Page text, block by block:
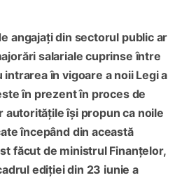
angajați din sectorul public ar
salariale cuprinse între
intrarea în vigoare a noii Legi a
în prezent în proces de
autoritățile își propun ca noile
începând din această
făcut de ministrul Finanțelor,
ediției din 23 iunie a